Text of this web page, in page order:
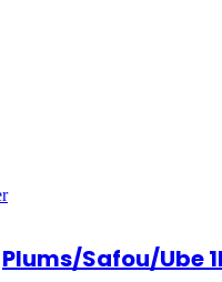
Plums/Safou/Ube